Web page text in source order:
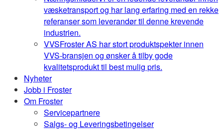
væsketransport og har lang erfaring med en rekke
referanser som leverandør til denne krevende
industrien.
VVSFroster AS har stort produktspekter innen
VVS-bransjen og ønsker å tilby gode
kvalitetsprodukt til best mulig pris.
Nyheter
Jobb i Froster
Om Froster
Servicepartnere
Salgs- og Leveringsbetingelser